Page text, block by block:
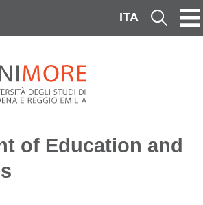
ITA Cerca
of Education and